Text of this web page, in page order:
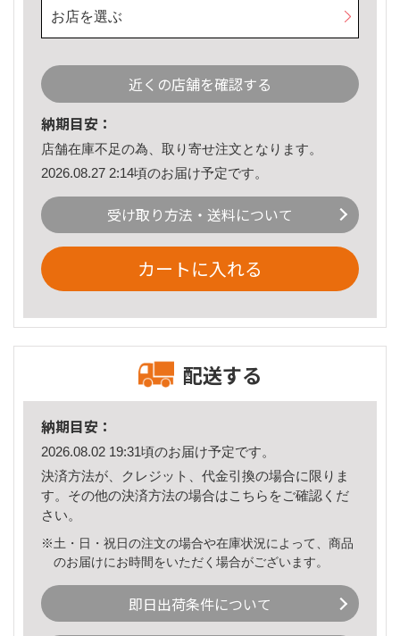
お店を選ぶ
近くの店舗を確認する
納期目安：
店舗在庫不足の為、取り寄せ注文となります。
2026.08.27 2:14頃のお届け予定です。
受け取り方法・送料について
カートに入れる
配送する
納期目安：
2026.08.02 19:31頃のお届け予定です。
決済方法が、クレジット、代金引換の場合に限りま
す。その他の決済方法の場合はこちら をご確認くだ
さい。
※土・日・祝日の注文の場合や在庫状況によって、商品
のお届けにお時間をいただく場合がございます。
即日出荷条件について